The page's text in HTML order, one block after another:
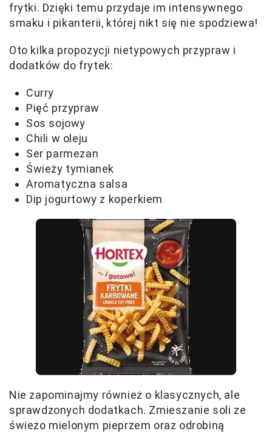
frytki. Dzięki temu przydaje im intensywnego
smaku i pikanterii, której nikt się nie spodziewa!
Oto kilka propozycji nietypowych przypraw i
dodatków do frytek:
Curry
Pięć przypraw
Sos sojowy
Chili w oleju
Ser parmezan
Świeży tymianek
Aromatyczna salsa
Dip jogurtowy z koperkiem
Nie zapominajmy również o klasycznych, ale
sprawdzonych dodatkach. Zmieszanie soli ze
świeżo mielonym pieprzem oraz odrobiną